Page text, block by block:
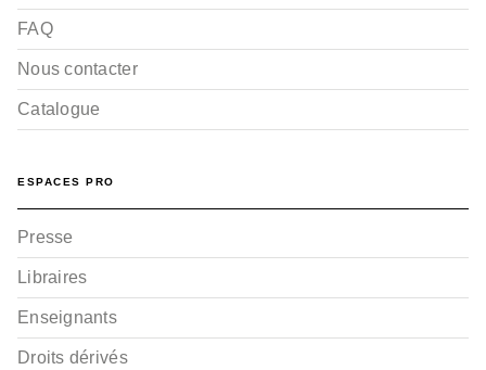
FAQ
Nous contacter
Catalogue
ESPACES PRO
Presse
Libraires
Enseignants
Droits dérivés